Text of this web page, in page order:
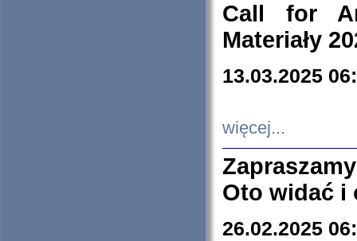
Call for
Materiały
13.03.2025
więcej...
Oto widać i
26.02.2025